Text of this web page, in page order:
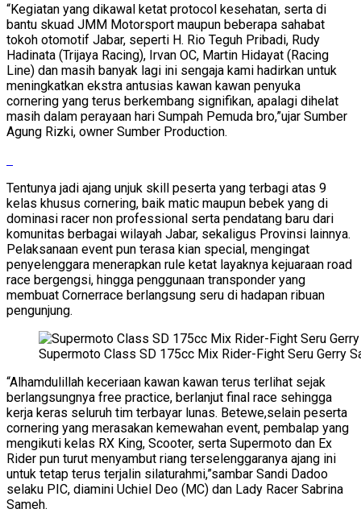
“Kegiatan yang dikawal ketat protocol kesehatan, serta di
bantu skuad JMM Motorsport maupun beberapa sahabat
tokoh otomotif Jabar, seperti H. Rio Teguh Pribadi, Rudy
Hadinata (Trijaya Racing), Irvan OC, Martin Hidayat (Racing
Line) dan masih banyak lagi ini sengaja kami hadirkan untuk
meningkatkan ekstra antusias kawan kawan penyuka
cornering yang terus berkembang signifikan, apalagi dihelat
masih dalam perayaan hari Sumpah Pemuda bro,”ujar Sumber
Agung Rizki, owner Sumber Production.
Tentunya jadi ajang unjuk skill peserta yang terbagi atas 9
kelas khusus cornering, baik matic maupun bebek yang di
dominasi racer non professional serta pendatang baru dari
komunitas berbagai wilayah Jabar, sekaligus Provinsi lainnya.
Pelaksanaan event pun terasa kian special, mengingat
penyelenggara menerapkan rule ketat layaknya kejuaraan road
race bergengsi, hingga penggunaan transponder yang
membuat Cornerrace berlangsung seru di hadapan ribuan
pengunjung.
Supermoto Class SD 175cc Mix Rider-Fight Seru Gerry
“Alhamdulillah keceriaan kawan kawan terus terlihat sejak
berlangsungnya free practice, berlanjut final race sehingga
kerja keras seluruh tim terbayar lunas. Betewe,selain peserta
cornering yang merasakan kemewahan event, pembalap yang
mengikuti kelas RX King, Scooter, serta Supermoto dan Ex
Rider pun turut menyambut riang terselenggaranya ajang ini
untuk tetap terus terjalin silaturahmi,”sambar Sandi Dadoo
selaku PIC, diamini Uchiel Deo (MC) dan Lady Racer Sabrina
Sameh.